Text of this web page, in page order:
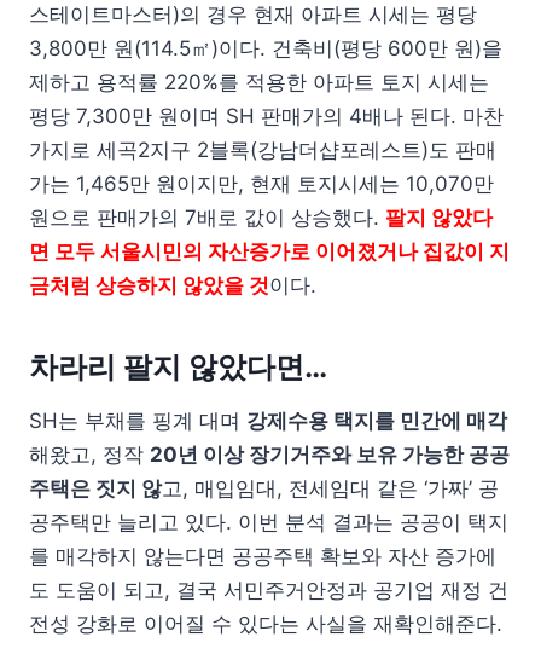
스테이트마스터)의 경우 현재 아파트 시세는 평당
3,800만 원(114.5㎡)이다. 건축비(평당 600만 원)을
제하고 용적률 220%를 적용한 아파트 토지 시세는
평당 7,300만 원이며 SH 판매가의 4배나 된다. 마찬
가지로 세곡2지구 2블록(강남더샵포레스트)도 판매
가는 1,465만 원이지만, 현재 토지시세는 10,070만
원으로 판매가의 7배로 값이 상승했다. 팔지 않았다
면 모두 서울시민의 자산증가로 이어졌거나 집값이 지
금처럼 상승하지 않았을 것이다.
차라리 팔지 않았다면…
SH는 부채를 핑계 대며 강제수용 택지를 민간에 매각
해왔고, 정작 20년 이상 장기거주와 보유 가능한 공공
주택은 짓지 않고, 매입임대, 전세임대 같은 ‘가짜’ 공
공주택만 늘리고 있다. 이번 분석 결과는 공공이 택지
를 매각하지 않는다면 공공주택 확보와 자산 증가에
도 도움이 되고, 결국 서민주거안정과 공기업 재정 건
전성 강화로 이어질 수 있다는 사실을 재확인해준다.